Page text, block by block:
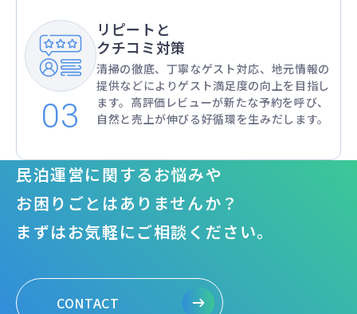
リピートと
クチコミ対策
清掃の徹底、丁寧なゲスト対応、地元情報の
提供などによりゲスト満足度の向上を目指し
ます。高評価レビューが新たな予約を呼び、
自然と売上が伸びる好循環を生みだします。
民泊運営に関するお悩みや
お困りごとはありませんか？
まずはお気軽にご相談ください。
CONTACT